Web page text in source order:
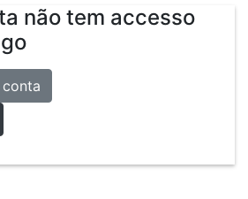
não tem accesso